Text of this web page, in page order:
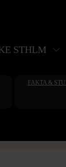
STHLM
FAKTA &